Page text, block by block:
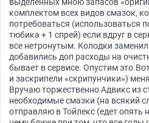
выделенных мною запасов
комплектом всех видов смазок,
потребоваться (использоваться
тюбика + 1 спрей) если вдруг в
все нетронутым. Колодки
добавились доп расходы на
бывает в сервисе. Опустим
и заскрипели «скрипунчики»)
Вручаю торжественно Адвикс из
необходимые смазки (на всякий
отправляю в Тойлекс (едет